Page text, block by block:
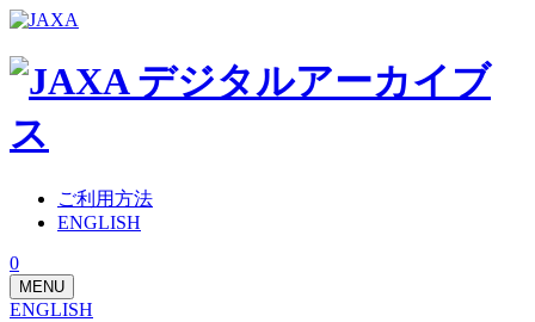
ご利用方法
ENGLISH
0
MENU
ENGLISH